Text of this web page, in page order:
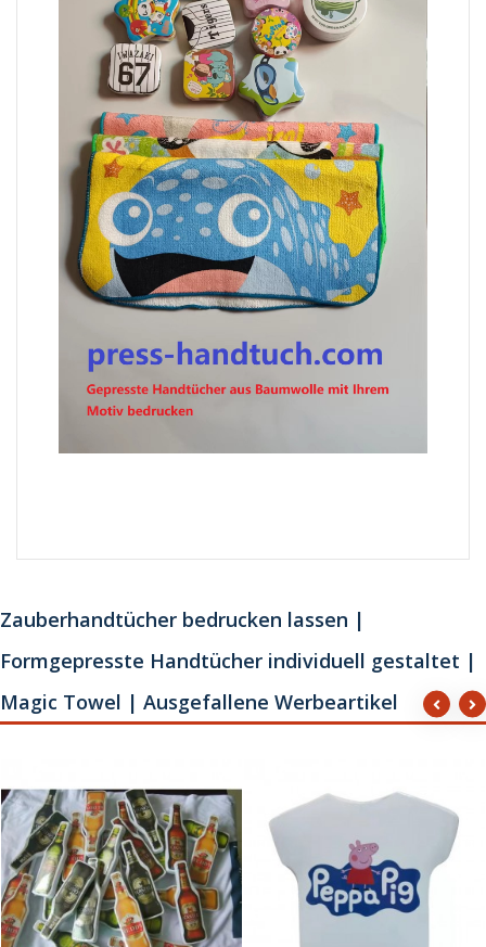
Zauberhandtücher bedrucken lassen |
Formgepresste Handtücher individuell gestaltet |
Magic Towel | Ausgefallene Werbeartikel